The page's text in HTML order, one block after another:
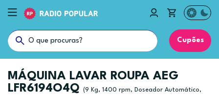
Cupões
MÁQUINA LAVAR ROUPA AEG
LFR6194O4Q
(9 Kg, 1400 rpm, Doseador Automático,